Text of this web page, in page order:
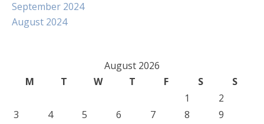
September 2024
August 2024
August 2026
M
T W T F S
S
1
2
3
4 5 6 7 8
9